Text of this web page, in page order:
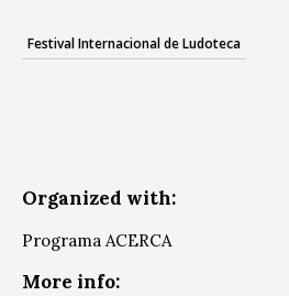
Festival Internacional de Ludoteca
Organized with:
Programa ACERCA
More info: